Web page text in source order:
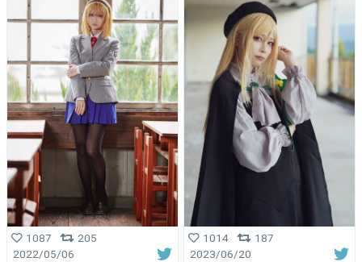
1087
205
2022/05/06
1014
187
2023/06/20